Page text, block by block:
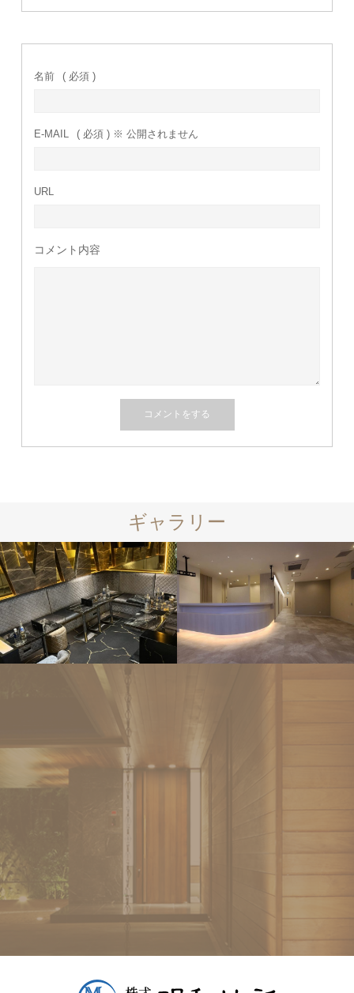
名前 ( 必須 )
E-MAIL ( 必須 ) ※ 公開されません
URL
コメント内容
ギャラリー
店舗リフォ
店舗リフォ